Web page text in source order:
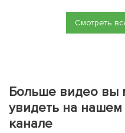
Смотреть
Больше видео вы
увидеть на
канале